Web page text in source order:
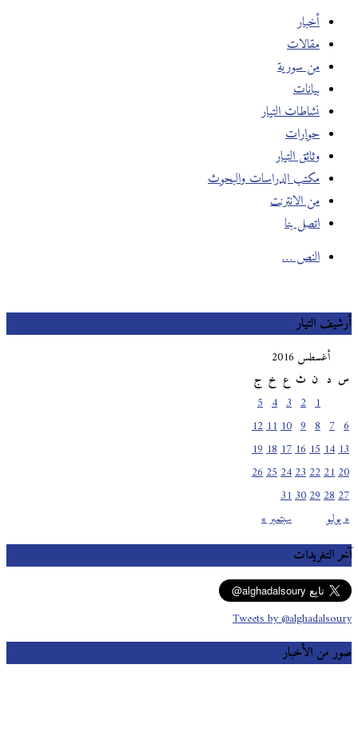
أخبار
مقالات
من سورية
بيانات
نشاطات التيار
حوارات
وثائق التيار
مكتب الدراسات والبحوث
من الانترنت
اتصل بنا
النص …
أرشيف التيار
أغسطس 2016
س
ث خ ج
« يوليو سبتمبر »
10
11
12
13
14
15
16
17
18
19
20
21
22
23
24
25
26
27
28
29
30
31
آخر التغريدات
Tweets by @alghadalsoury
صور من الأخبار